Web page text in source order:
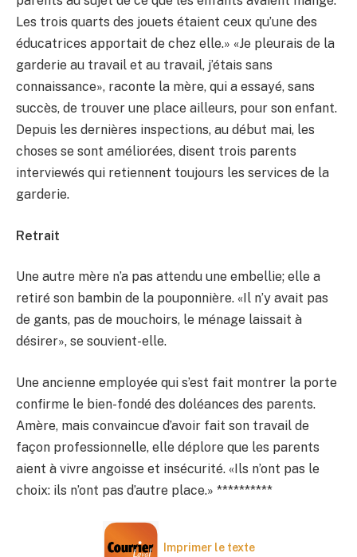
Les trois quarts des jouets étaient ceux qu’une des
éducatrices apportait de chez elle.» «Je pleurais de la
garderie au travail et au travail, j’étais sans
connaissance», raconte la mère, qui a essayé, sans
succès, de trouver une place ailleurs, pour son enfant.
Depuis les dernières inspections, au début mai, les
choses se sont améliorées, disent trois parents
interviewés qui retiennent toujours les services de la
garderie.
Retrait
Une autre mère n’a pas attendu une embellie; elle a
retiré son bambin de la pouponnière. «Il n’y avait pas
de gants, pas de mouchoirs, le ménage laissait à
désirer», se souvient-elle.
Une ancienne employée qui s’est fait montrer la porte
confirme le bien-fondé des doléances des parents.
Amère, mais convaincue d’avoir fait son travail de
façon professionnelle, elle déplore que les parents
aient à vivre angoisse et insécurité. «Ils n’ont pas le
choix: ils n’ont pas d’autre place.» **********
Imprimer le texte